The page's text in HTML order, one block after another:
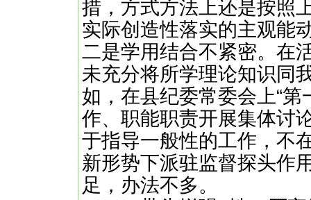
措，方式方法上还是按照
实际创造性落实的主观能
二是学用结合不紧密。在
未充分将所学理论知识同
如，在县纪委常委会上“
作、职能职责开展集体讨
于指导一般性的工作，不
新形势下派驻监督探头作
足，办法不多。